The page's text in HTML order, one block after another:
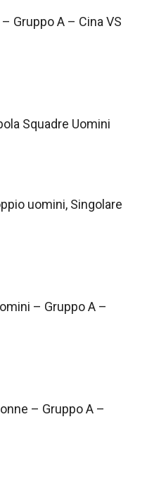
Gruppo A – Cina VS
Squadre Uomini
uomini, Singolare
– Gruppo A –
– Gruppo A –